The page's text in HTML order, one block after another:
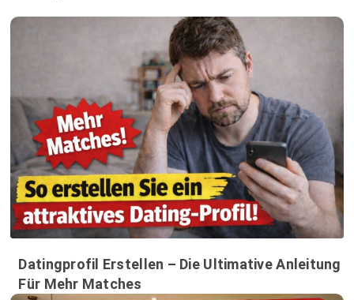
Datingprofil Erstellen – Die Ultimative Anleitung
Für Mehr Matches